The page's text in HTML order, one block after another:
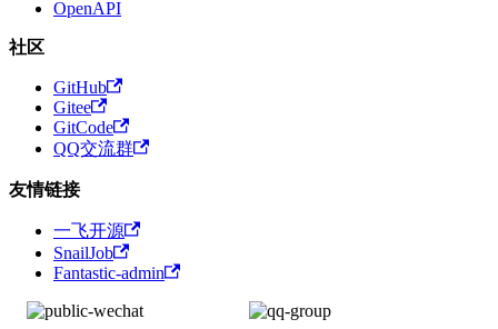
OpenAPI
社区
GitHub
Gitee
GitCode
QQ交流群
友情链接
一飞开源
SnailJob
Fantastic-admin